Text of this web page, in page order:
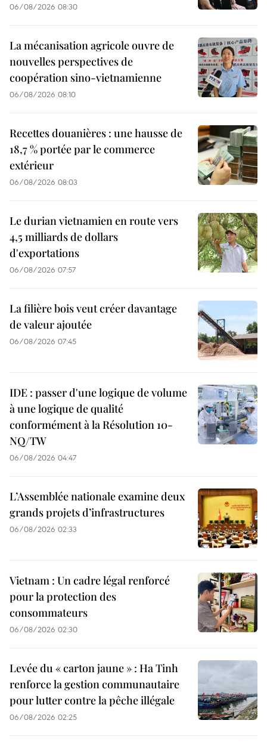
06/08/2026 08:30
La mécanisation agricole ouvre de
nouvelles perspectives de
coopération sino-vietnamienne
06/08/2026 08:10
Recettes douanières : une hausse de
18,7 % portée par le commerce
extérieur
06/08/2026 08:03
Le durian vietnamien en route vers
4,5 milliards de dollars
d'exportations
06/08/2026 07:57
La filière bois veut créer davantage
de valeur ajoutée
06/08/2026 07:45
IDE : passer d'une logique de volume
à une logique de qualité
conformément à la Résolution 10-
NQ/TW
06/08/2026 04:47
L’Assemblée nationale examine deux
grands projets d’infrastructures
06/08/2026 02:33
Vietnam : Un cadre légal renforcé
pour la protection des
consommateurs
06/08/2026 02:30
Levée du « carton jaune » : Ha Tinh
renforce la gestion communautaire
pour lutter contre la pêche illégale
06/08/2026 02:25